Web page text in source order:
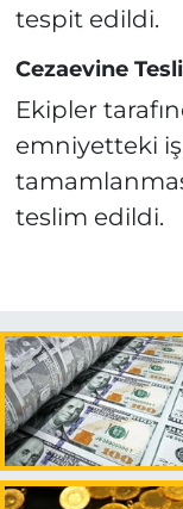
tespit edildi.
Cezaevine
Ekipler
emniyetteki
teslim edildi.